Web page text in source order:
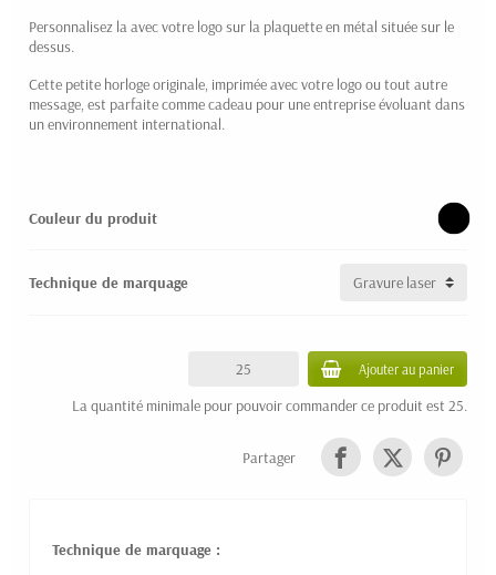
Personnalisez la avec votre logo sur la plaquette en métal située sur le
dessus.
Cette petite horloge originale, imprimée avec votre logo ou tout autre
message, est parfaite comme cadeau pour une entreprise évoluant dans
un environnement international.
Couleur du produit
Technique de marquage
Ajouter au panier
La quantité minimale pour pouvoir commander ce produit est 25.
Partager
Technique de marquage :